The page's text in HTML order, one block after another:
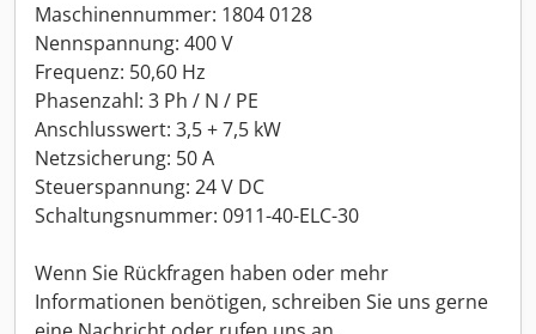
Maschinennummer: 1804 0128
Nennspannung: 400 V
Frequenz: 50,60 Hz
Phasenzahl: 3 Ph / N / PE
Anschlusswert: 3,5 + 7,5 kW
Netzsicherung: 50 A
Steuerspannung: 24 V DC
Schaltungsnummer: 0911-40-ELC-30
Wenn Sie Rückfragen haben oder mehr
Informationen benötigen, schreiben Sie uns gerne